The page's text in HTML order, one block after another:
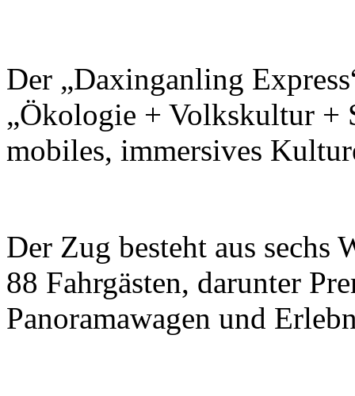
Der „Daxinganling
„Ökologie + Volkskultur +
mobiles, immersives
Der Zug besteht aus sechs
88 Fahrgästen, darunter
Panoramawagen und